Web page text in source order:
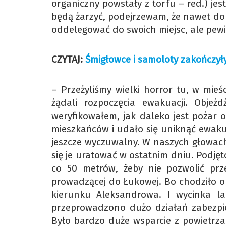
organiczny powstały z torfu – red.)
będą żarzyć, podejrzewam, że nawet
oddelegować do swoich miejsc, ale
CZYTAJ: Śmigłowce i samoloty
– Przeżyliśmy wielki horror tu, w
żądali rozpoczęcia ewakuacji.
weryfikowałem, jak daleko jest pożar
mieszkańców i udało się uniknąć
jeszcze wyczuwalny. W naszych
się je uratować w ostatnim dniu.
co 50 metrów, żeby nie pozwolić
prowadzącej do Łukowej. Bo chodziło
kierunku Aleksandrowa. I wycinka
przeprowadzono dużo działań
Było bardzo duże wsparcie z